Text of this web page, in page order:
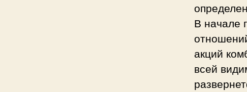
В начале
акций
всей